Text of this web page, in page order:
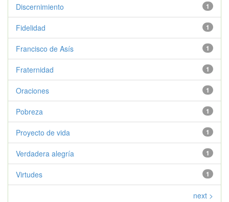
1
Discernimiento
1
Fidelidad
1
Francisco de Asís
1
Fraternidad
1
Oraciones
1
Pobreza
1
Proyecto de vida
1
Verdadera alegría
1
Virtudes
next >